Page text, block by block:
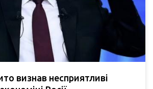
визнав несприятливі